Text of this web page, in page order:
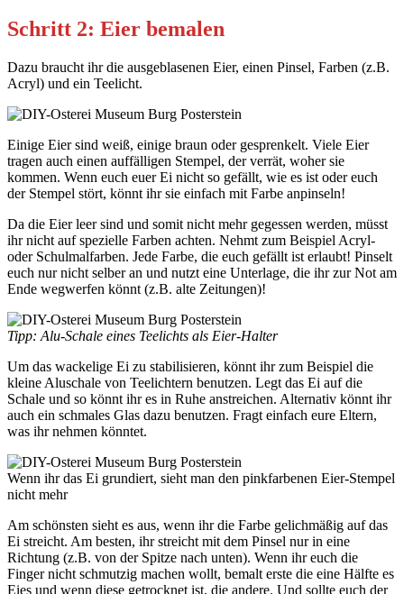
Schritt 2: Eier bemalen
Dazu braucht ihr die ausgeblasenen Eier, einen Pinsel, Farben (z.B.
Acryl) und ein Teelicht.
Einige Eier sind weiß, einige braun oder gesprenkelt. Viele Eier
tragen auch einen auffälligen Stempel, der verrät, woher sie
kommen. Wenn euch euer Ei nicht so gefällt, wie es ist oder euch
der Stempel stört, könnt ihr sie einfach mit Farbe anpinseln!
Da die Eier leer sind und somit nicht mehr gegessen werden, müsst
ihr nicht auf spezielle Farben achten. Nehmt zum Beispiel Acryl-
oder Schulmalfarben. Jede Farbe, die euch gefällt ist erlaubt! Pinselt
euch nur nicht selber an und nutzt eine Unterlage, die ihr zur Not am
Ende wegwerfen könnt (z.B. alte Zeitungen)!
Tipp: Alu-Schale eines Teelichts als Eier-Halter
Um das wackelige Ei zu stabilisieren, könnt ihr zum Beispiel die
kleine Aluschale von Teelichtern benutzen. Legt das Ei auf die
Schale und so könnt ihr es in Ruhe anstreichen. Alternativ könnt ihr
auch ein schmales Glas dazu benutzen. Fragt einfach eure Eltern,
was ihr nehmen könntet.
Wenn ihr das Ei grundiert, sieht man den pinkfarbenen Eier-Stempel
nicht mehr
Am schönsten sieht es aus, wenn ihr die Farbe gelichmäßig auf das
Ei streicht. Am besten, ihr streicht mit dem Pinsel nur in eine
Richtung (z.B. von der Spitze nach unten). Wenn ihr euch die
Finger nicht schmutzig machen wollt, bemalt erste die eine Hälfte es
Eies und wenn diese getrocknet ist, die andere. Und sollte euch der